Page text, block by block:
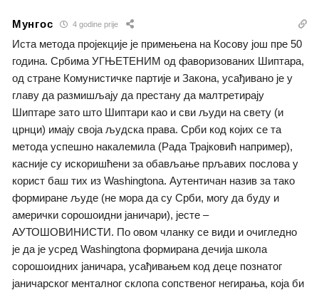
Мунгос 4 godine prije
Иста метода пројекције је примењена на Косову још пре 50
година. Србима УГЊЕТЕНИМ од фаворизованих Шиптара,
од стране Комунистичке партије и Закона, усађивано је у
главу да размишљају да престану да малтретирају
Шиптаре зато што Шиптари као и сви људи на свету (и
црнци) имају своја људска права. Срби код којих се та
метода успешно накалемила (Рада Трајковић например),
касније су искоришћени за обављање прљавих послова у
корист баш тих из Washingtona. Аутентичан назив за тако
формиране људе (не мора да су Срби, могу да буду и
амерички сорошоидни јаничари), јесте –
АУТОШОВИНИСТИ. По овом чланку се види и очигледно
је да је усред Washingtona формирана дечија школа
сорошоидних јаничара, усађивањем код деце познатог
јаничарског менталног склопа сопственог негирања, која би